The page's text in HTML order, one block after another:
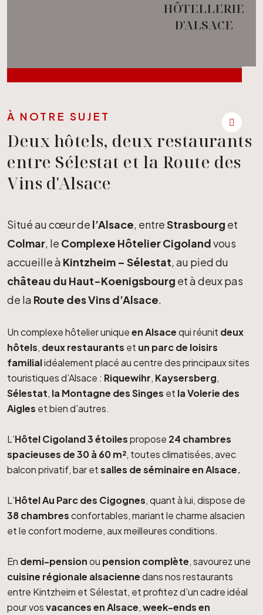
HÔTELLERIE
D'ALSACE
À NOTRE SUJET
Deux hôtels, deux restaurants
entre Sélestat et la Route des
Vins d'Alsace
Situé au cœur de l’Alsace, entreStrasbourg et
Colmar, le Complexe Hôtelier Cigolandvous
accueille à Kintzheim – Sélestat, au pied du
château du Haut-Koenigsbourg et à deux pas
de la Route des Vins d’Alsace.
Un complexe hôtelier uniqueen Alsacequi réunit deux
hôtels, deux restaurants et un parc de loisirs
familialidéalement placé au centre des principaux sites
touristiques d’Alsace : Riquewihr, Kaysersberg,
Sélestat, la Montagne des Singes et la Volerie des
Aigles et bien d'autres.
L’Hôtel Cigoland 3 étoilespropose 24 chambres
spacieuses de 30 à 60 m², toutes climatisées, avec
balcon privatif, bar etsalles de séminaire en Alsace.
L’Hôtel Au Parc des Cigognes, quant à lui, dispose de
38 chambresconfortables, mariant le charme alsacien
et le confort moderne, aux meilleures conditions.
En demi-pensionou pension complète, savourez une
cuisine régionale alsaciennedans nos restaurants
entre Kintzheim et Sélestat, et profitez d’un cadre idéal
pour vosvacances en Alsace,week-ends en